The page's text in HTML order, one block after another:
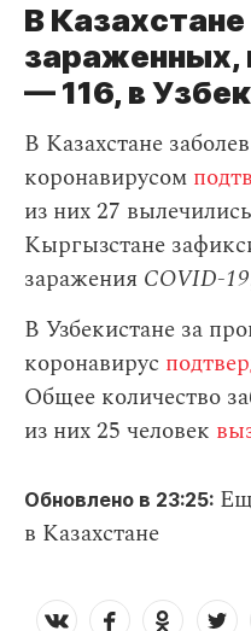
В
зараженных,
— 116, в
В Казахстане
коронавирусом
из них 27
Кыргызстане
заражения СOVID-19
В Узбекистане за
коронавирус
Общее количество
из них 25 человек
Обновлено в 23:25:
в Казахстане